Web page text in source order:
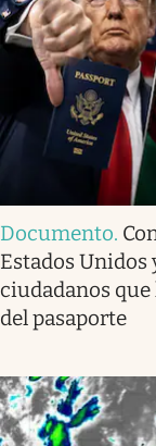
Documento.
Estados
ciudadanos
del pasaporte